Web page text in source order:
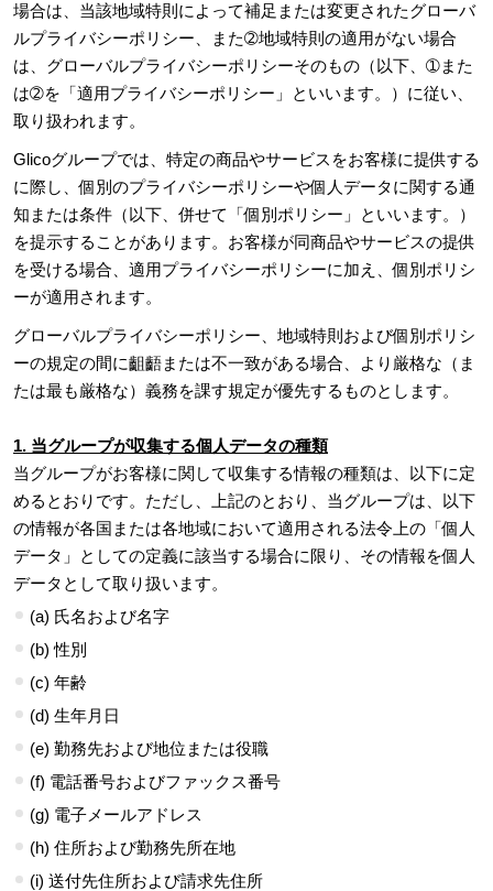
場合は、当該地域特則によって補足または変更されたグローバ
ルプライバシーポリシー、また➁地域特則の適用がない場合
は、グローバルプライバシーポリシーそのもの（以下、➀また
は➁を「適用プライバシーポリシー」といいます。）に従い、
取り扱われます。
Glicoグループでは、特定の商品やサービスをお客様に提供する
に際し、個別のプライバシーポリシーや個人データに関する通
知または条件（以下、併せて「個別ポリシー」といいます。）
を提示することがあります。お客様が同商品やサービスの提供
を受ける場合、適用プライバシーポリシーに加え、個別ポリシ
ーが適用されます。
グローバルプライバシーポリシー、地域特則および個別ポリシ
ーの規定の間に齟齬または不一致がある場合、より厳格な（ま
たは最も厳格な）義務を課す規定が優先するものとします。
1. 当グループが収集する個人データの種類
当グループがお客様に関して収集する情報の種類は、以下に定
めるとおりです。ただし、上記のとおり、当グループは、以下
の情報が各国または各地域において適用される法令上の「個人
データ」としての定義に該当する場合に限り、その情報を個人
データとして取り扱います。
(a) 氏名および名字
(b) 性別
(c) 年齢
(d) 生年月日
(e) 勤務先および地位または役職
(f) 電話番号およびファックス番号
(g) 電子メールアドレス
(h) 住所および勤務先所在地
(i) 送付先住所および請求先住所